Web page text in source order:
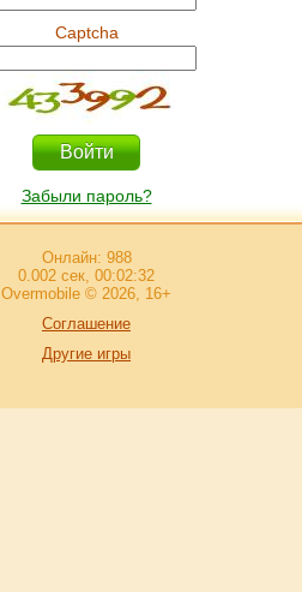
Captcha
Забыли пароль?
Онлайн: 988
0.002 сек, 00:02:32
Overmobile © 2026, 16+
Соглашение
Другие игры